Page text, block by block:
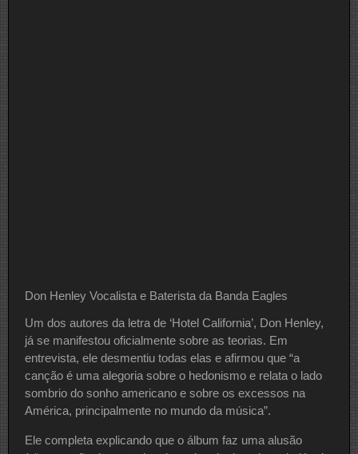
Don Henley Vocalista e Baterista da Banda Eagles
Um dos autores da letra de ‘Hotel California’, Don Henley,
já se manifestou oficialmente sobre as teorias. Em
entrevista, ele desmentiu todas elas e afirmou que “a
canção é uma alegoria sobre o hedonismo e relata o lado
sombrio do sonho americano e sobre os excessos na
América, principalmente no mundo da música”.
Ele completa explicando que o álbum faz uma alusão